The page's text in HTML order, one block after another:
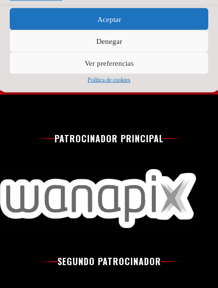
Aceptar
Denegar
Ver preferencias
Política de cookies
Tiene 21 años, pero
portero titular en
PATROCINADOR PRINCIPAL
SEGUNDO PATROCINADOR